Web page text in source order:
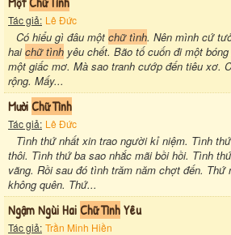
Tác giả: Lê Đức
Có hiểu gì đâu một chữ tình. Nên mình cứ
haichữ tình yêu chết. Bão tố cuốn đi một
một giấc mơ. Mà sao tranh cướp đến tiêu xơ.
rộng. Mấy...
MườiChữ Tình
Tác giả: Lê Đức
Tình thứ nhất xin trao người kỉ niệm. Tình
thôi. Tình thứ ba sao nhắc mãi bồi hồi. Tình
vãng. Rồi sau đó tình trăm năm chợt đến. Thứ
không quên. Thứ...
Ngậm Ngùi HaiChữ TìnhYêu
Tác giả: Trần Minh Hiền